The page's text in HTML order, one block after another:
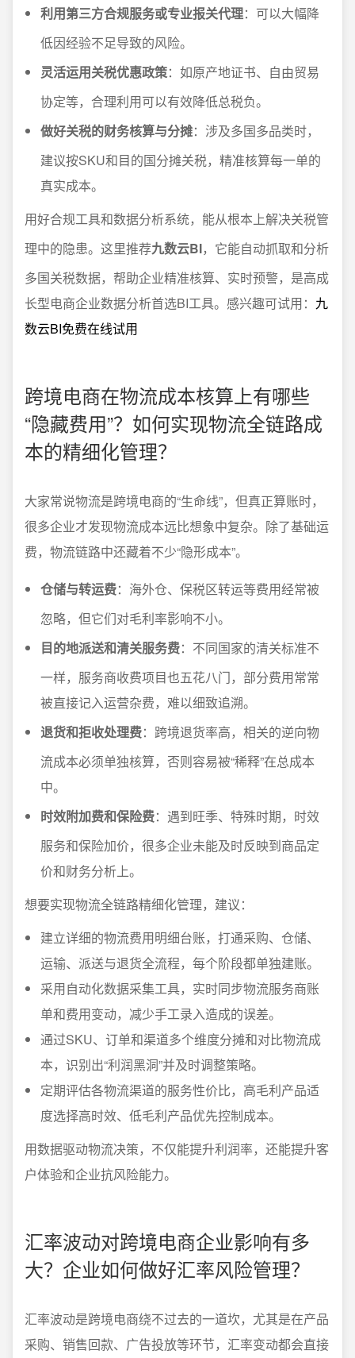
利用第三方合规服务或专业报关代理：可以大幅降
低因经验不足导致的风险。
灵活运用关税优惠政策：如原产地证书、自由贸易
协定等，合理利用可以有效降低总税负。
做好关税的财务核算与分摊：涉及多国多品类时，
建议按SKU和目的国分摊关税，精准核算每一单的
真实成本。
用好合规工具和数据分析系统，能从根本上解决关税管
理中的隐患。这里推荐九数云BI，它能自动抓取和分析
多国关税数据，帮助企业精准核算、实时预警，是高成
长型电商企业数据分析首选BI工具。感兴趣可试用： 九
数云BI免费在线试用
跨境电商在物流成本核算上有哪些
“隐藏费用”？如何实现物流全链路成
本的精细化管理？
大家常说物流是跨境电商的“生命线”，但真正算账时，
很多企业才发现物流成本远比想象中复杂。除了基础运
费，物流链路中还藏着不少“隐形成本”。
仓储与转运费：海外仓、保税区转运等费用经常被
忽略，但它们对毛利率影响不小。
目的地派送和清关服务费：不同国家的清关标准不
一样，服务商收费项目也五花八门，部分费用常常
被直接记入运营杂费，难以细致追溯。
退货和拒收处理费：跨境退货率高，相关的逆向物
流成本必须单独核算，否则容易被“稀释”在总成本
中。
时效附加费和保险费：遇到旺季、特殊时期，时效
服务和保险加价，很多企业未能及时反映到商品定
价和财务分析上。
想要实现物流全链路精细化管理，建议：
建立详细的物流费用明细台账，打通采购、仓储、
运输、派送与退货全流程，每个阶段都单独建账。
采用自动化数据采集工具，实时同步物流服务商账
单和费用变动，减少手工录入造成的误差。
通过SKU、订单和渠道多个维度分摊和对比物流成
本，识别出“利润黑洞”并及时调整策略。
定期评估各物流渠道的服务性价比，高毛利产品适
度选择高时效、低毛利产品优先控制成本。
用数据驱动物流决策，不仅能提升利润率，还能提升客
户体验和企业抗风险能力。
汇率波动对跨境电商企业影响有多
大？企业如何做好汇率风险管理？
汇率波动是跨境电商绕不过去的一道坎，尤其是在产品
采购、销售回款、广告投放等环节，汇率变动都会直接